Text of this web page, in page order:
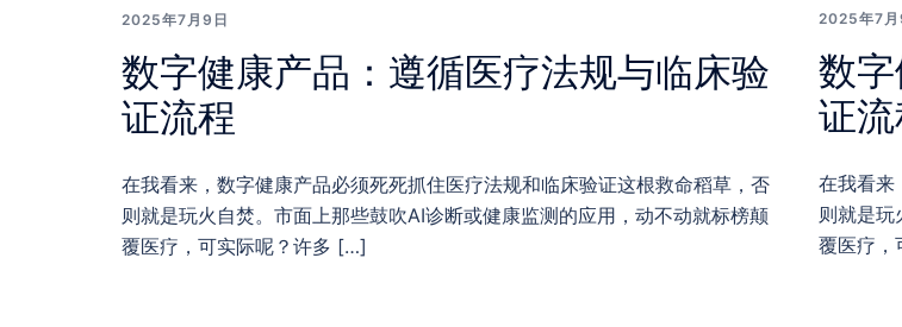
2025年7月9日
数字健康产品：遵循医疗法规与临床验
证流程
在我看来，数字健康产品必须死死抓住医疗法规和临床验证这根救命稻草，否
则就是玩火自焚。市面上那些鼓吹AI诊断或健康监测的应用，动不动就标榜颠
覆医疗，可实际呢？许多 […]
2025年7月
数
证
在我看来
则就是
覆医疗